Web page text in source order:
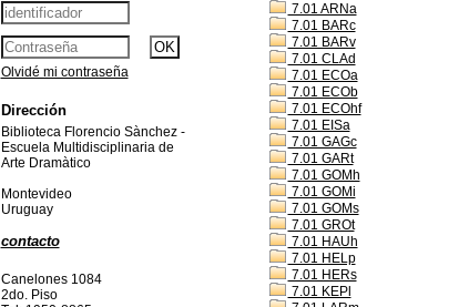
7.01 ARNa
7.01 BARc
7.01 BARv
7.01 CLAd
7.01 ECOa
7.01 ECOb
7.01 ECOhf
7.01 EISa
7.01 GAGc
7.01 GARt
7.01 GOMh
7.01 GOMi
7.01 GOMs
7.01 GROt
7.01 HAUh
7.01 HELp
7.01 HERs
7.01 KEPl
Olvidé mi contraseña
Dirección
Biblioteca Florencio Sànchez -
Escuela Multidisciplinaria de
Arte Dramàtico
Montevideo
Uruguay
contacto
Canelones 1084
2do. Piso